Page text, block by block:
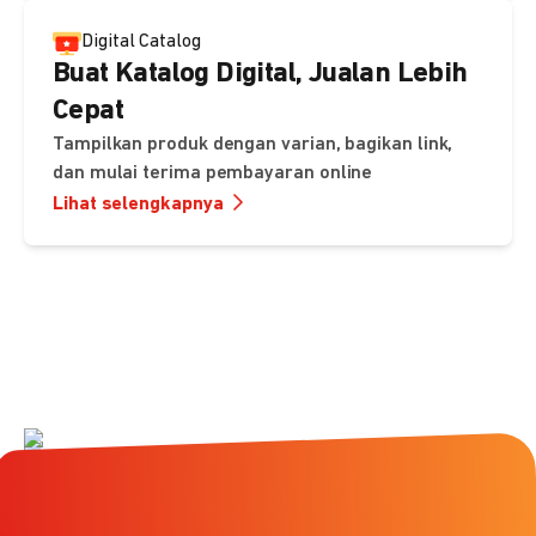
Digital Catalog
Buat Katalog Digital, Jualan Lebih
Cepat
Tampilkan produk dengan varian, bagikan link,
dan mulai terima pembayaran online
Lihat selengkapnya